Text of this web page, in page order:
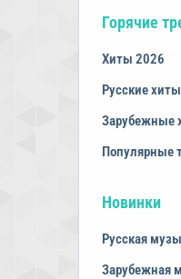
Горячие
Хиты 2026
Русские хиты
Зарубежные
Популярные
Новинки
Русская
Зарубежная